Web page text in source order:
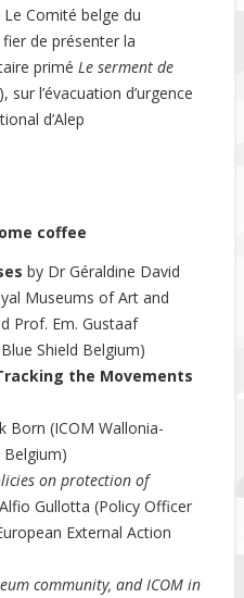
Comité belge du
de présenter la
primé Le serment de
l’évacuation d’urgence
d’Alep
coffee
by Dr Géraldine David
Museums of Art and
Prof. Em. Gustaaf
Shield Belgium)
the Movements
Born (ICOM Wallonia-
Belgium)
on protection of
Gullotta (Policy Officer
External Action
community, and ICOM in